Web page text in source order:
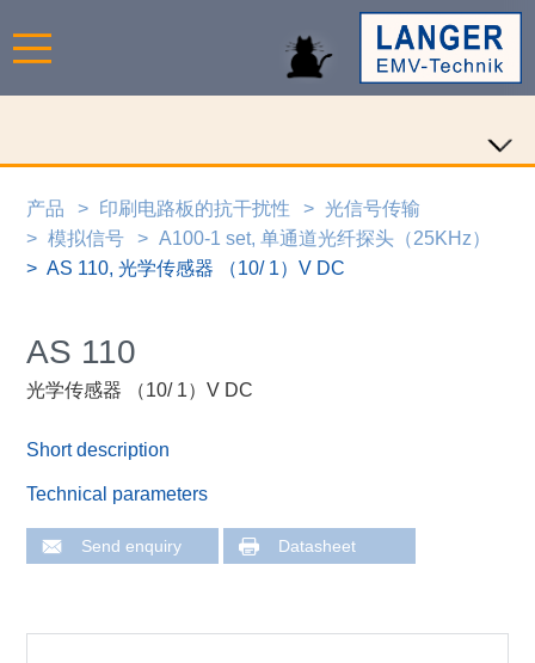
产品 印刷电路板的抗干扰性
光信号传输
模拟信号
A100-1 set, 单通道光纤探头（25KHz）
AS 110, 光学传感器 （10/ 1）V DC
AS 110
光学传感器 （10/ 1）V DC
Short description
Technical parameters
Send enquiry Datasheet